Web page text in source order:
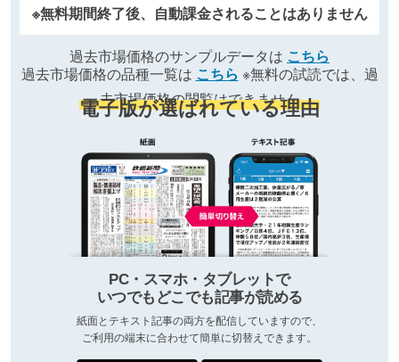
※無料期間終了後、自動課金されることはありません
過去市場価格のサンプルデータは こちら
過去市場価格の品種一覧は こちら ※無料の試読では、過
去市場価格の閲覧はできません
電子版が選ばれている理由
PC・スマホ・タブレットで
いつでもどこでも記事が読める
紙面とテキスト記事の両方を配信していますので、
ご利用の端末に合わせて簡単に切替えできます。